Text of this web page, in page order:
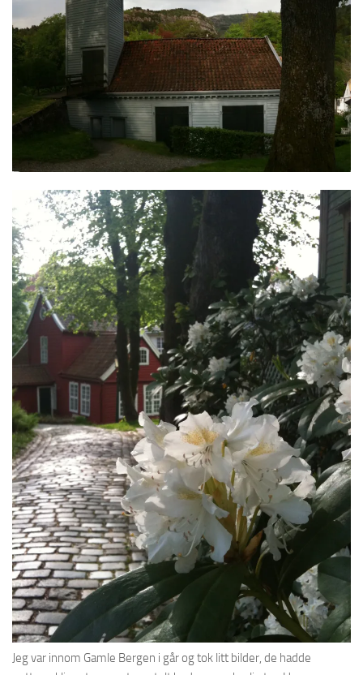
Jeg var innom Gamle Bergen i går og tok litt bilder, de hadde